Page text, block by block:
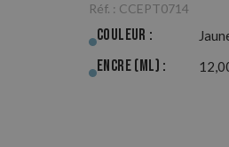
Réf. : CCEPT0714
Couleur :
Encre (ml) :